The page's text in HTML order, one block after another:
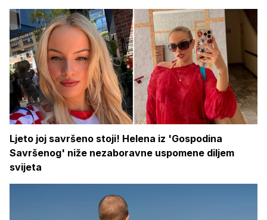
Ljeto joj savršeno stoji! Helena iz 'Gospodina
Savršenog' niže nezaboravne uspomene diljem
svijeta